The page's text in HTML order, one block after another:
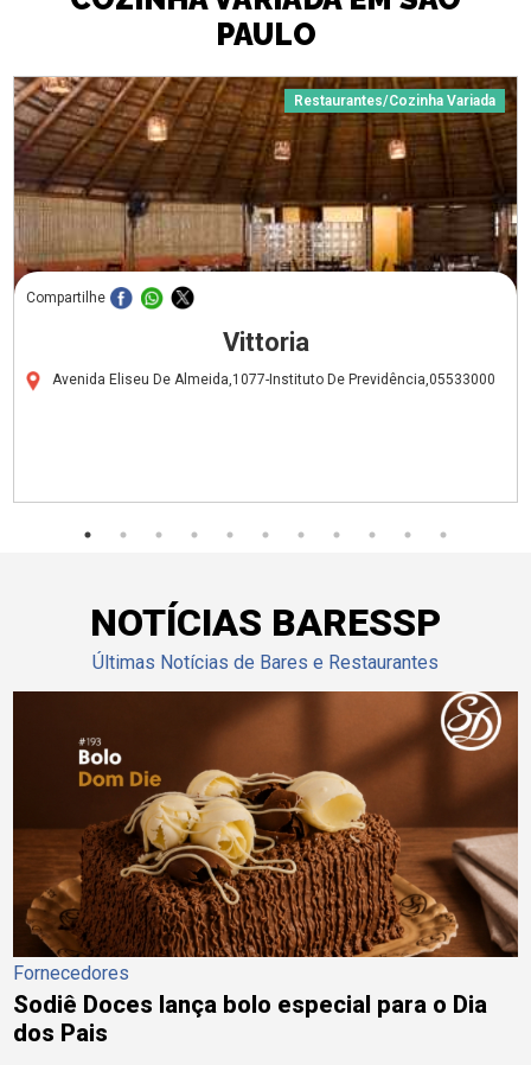
PAULO
Restaurantes/Cozinha Variada
Compartilhe
Vittoria
Avenida Eliseu De Almeida,1077-Instituto De Previdência,05533000
NOTÍCIAS BARESSP
Últimas Notícias de Bares e Restaurantes
Fornecedores
Sodiê Doces lança bolo especial para o Dia
dos Pais